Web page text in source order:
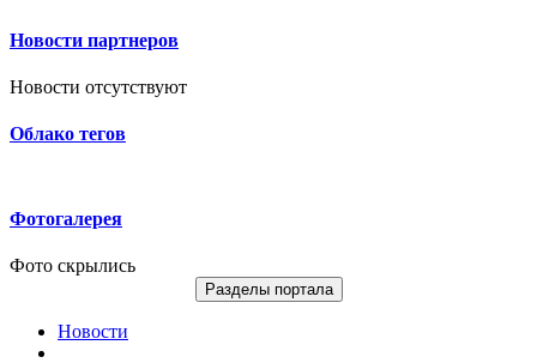
Новости партнеров
Новости отсутствуют
Облако тегов
Фотогалерея
Фото скрылись
Разделы портала
Новости